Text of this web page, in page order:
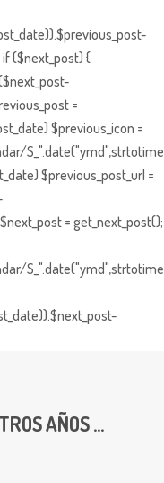
if ($next_post) {
=
$previous_icon =
$previous_post_url =
= get_next_post();
AÑOS ...